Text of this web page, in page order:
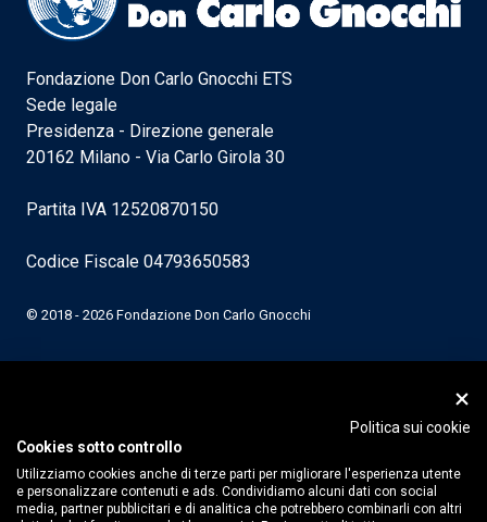
Fondazione Don Carlo Gnocchi ETS
Sede legale
Presidenza - Direzione generale
20162 Milano - Via Carlo Girola 30
Partita IVA 12520870150
Codice Fiscale 04793650583
© 2018 - 2026 Fondazione Don Carlo Gnocchi
Politica sui cookie
Cookies sotto controllo
Utilizziamo cookies anche di terze parti per migliorare l'esperienza utente
e personalizzare contenuti e ads. Condividiamo alcuni dati con social
media, partner pubblicitari e di analitica che potrebbero combinarli con altri